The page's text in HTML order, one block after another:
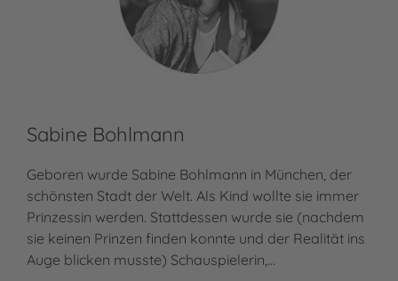
Sabine Bohlmann
Geboren wurde Sabine Bohlmann in München, der
schönsten Stadt der Welt. Als Kind wollte sie immer
Prinzessin werden. Stattdessen wurde sie (nachdem
sie keinen Prinzen finden konnte und der Realität ins
Auge blicken musste) Schauspielerin,…